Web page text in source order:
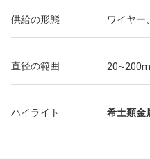
の合金のためのすばらしいパート
供給の形態 ワイヤー
直径の範囲
ハイライト 希土類金